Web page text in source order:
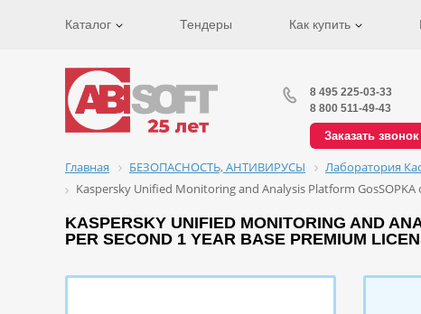
Каталог Тендеры Как купить
8 495 225-03-33
8 800 511-49-43
Заказать звонок
Главная БЕЗОПАСНОСТЬ, АНТИВИРУСЫ Лаборатория
Kaspersky Unified Monitoring and Analysis Platform
KASPERSKY UNIFIED MONITORING AND
PER SECOND 1 YEAR BASE PREMIUM